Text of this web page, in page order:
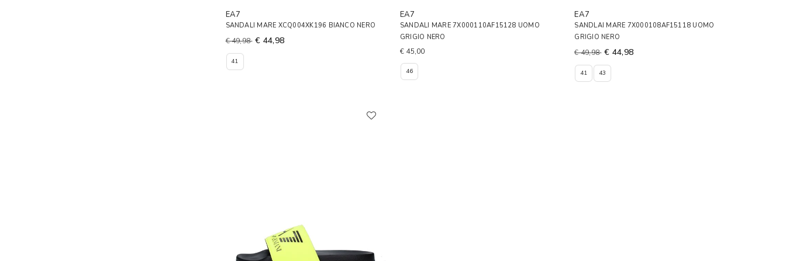
EA7
SANDALI MARE XCQ004XK196 BIANCO NERO
€ 49,98 € 44,98
41
EA7
SANDALI MARE 7X000110AF15128 UOMO
GRIGIO NERO
€ 45,00
46
EA7
SANDLAI MARE 7X000108AF15118 UOMO
GRIGIO NERO
€ 49,98 € 44,98
41 43